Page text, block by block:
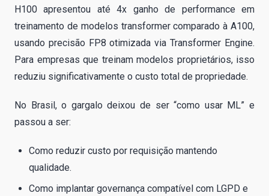
H100 apresentou até 4x ganho de performance em
treinamento de modelos transformer comparado à A100,
usando precisão FP8 otimizada via Transformer Engine.
Para empresas que treinam modelos proprietários, isso
reduziu significativamente o custo total de propriedade.
No Brasil, o gargalo deixou de ser “como usar ML” e
passou a ser:
Como reduzir custo por requisição mantendo
qualidade.
Como implantar governança compatível com LGPD e